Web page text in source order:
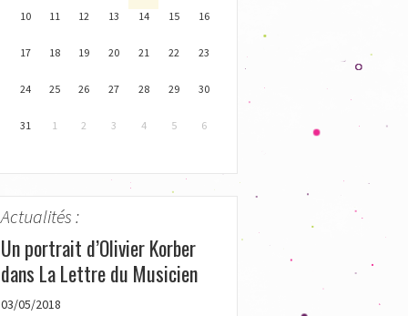
10 11 12 13 14 15 16
17 18 19 20 21 22 23
24 25 26 27 28 29 30
31 1 2 3 4 5 6
Actualités :
Un portrait d’Olivier Korber
dans La Lettre du Musicien
03/05/2018